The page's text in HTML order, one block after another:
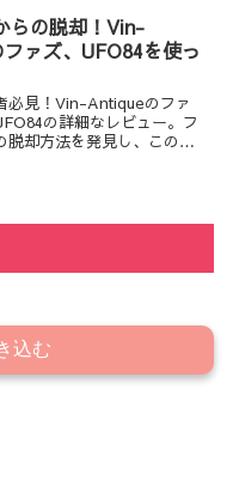
らの脱却！Vin-
ァズ、UFO84を使っ
必見！Vin-Antiqueのファ
の詳細なレビュー。フ
脱却方法を発見し、この驚
込む